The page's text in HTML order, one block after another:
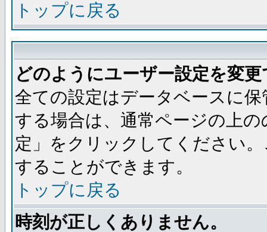
トップに戻る
どのようにユーザー設定を変
全ての設定はデータベースに
する場合は、通常ページの上
定」をクリックしてください
することができます。
トップに戻る
時刻が正しくありません。